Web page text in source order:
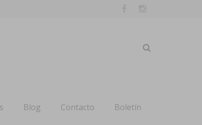
Blog Contacto Boletín